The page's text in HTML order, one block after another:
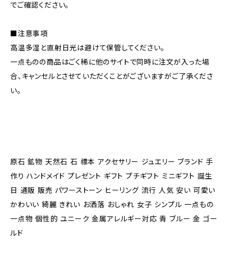
でご確認ください。
■注意事項
高温多湿と直射日光は避けて保管してください。
一点ものの商品はごく稀に他のサイトで同時に注文が入った場
合、キャンセルとさせていただくことがございますがご了承くださ
い。
原石 鉱物 天然石 石 標本 アクセサリー ジュエリー ブランド 手
作り ハンドメイド プレゼント ギフト プチギフト ミニギフト 誕生
日 通販 販売 パワーストーン ヒーリング 流行 人気 安い 可愛い
かわいい 綺麗 きれい お洒落 おしゃれ 女子 シンプル 一点もの
一点物 個性的 ユニーク 金属アレルギー対応 青 ブルー 金 ゴー
ルド